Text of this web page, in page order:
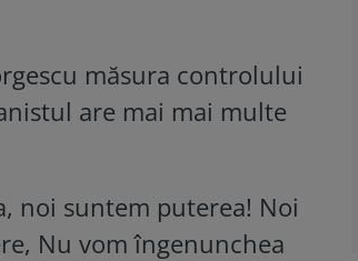
măsura controlului
are mai mai multe
noi suntem puterea! Noi
Nu vom îngenunchea